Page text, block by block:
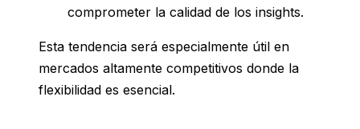
comprometer la calidad de los insights.
Esta tendencia será especialmente útil en
mercados altamente competitivos donde la
flexibilidad es esencial.